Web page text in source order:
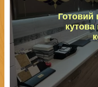
Готовий